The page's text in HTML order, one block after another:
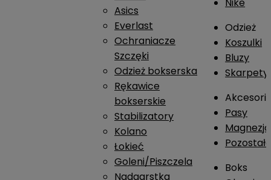
Asics
Everlast
Ochraniacze
Szczęki
Odzież bokserska
Rękawice
bokserskie
Stabilizatory
Kolano
Łokieć
Goleni/Piszczela
Nadgarstka
Odzież
Koszulki
Bluzy
Skarpety
Pasy
Magnezja
Boks